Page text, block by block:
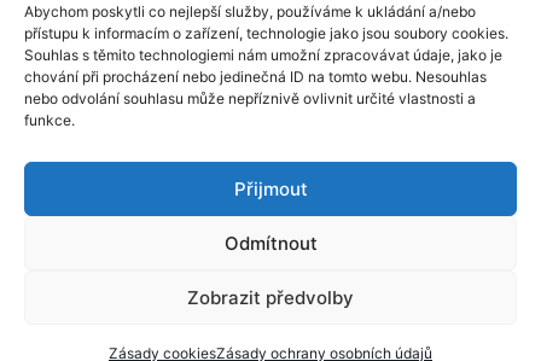
Abychom poskytli co nejlepší služby, používáme k ukládání a/nebo
přístupu k informacím o zařízení, technologie jako jsou soubory cookies.
Souhlas s těmito technologiemi nám umožní zpracovávat údaje, jako je
chování při procházení nebo jedinečná ID na tomto webu. Nesouhlas
nebo odvolání souhlasu může nepříznivě ovlivnit určité vlastnosti a
funkce.
Přijmout
Odmítnout
Zobrazit předvolby
Zásady cookiesZásady ochrany osobních údajů
DALŠÍ KONTAKTY
Roberta Bosche 2678, České Budějovice, 370 04
Web management powered by: